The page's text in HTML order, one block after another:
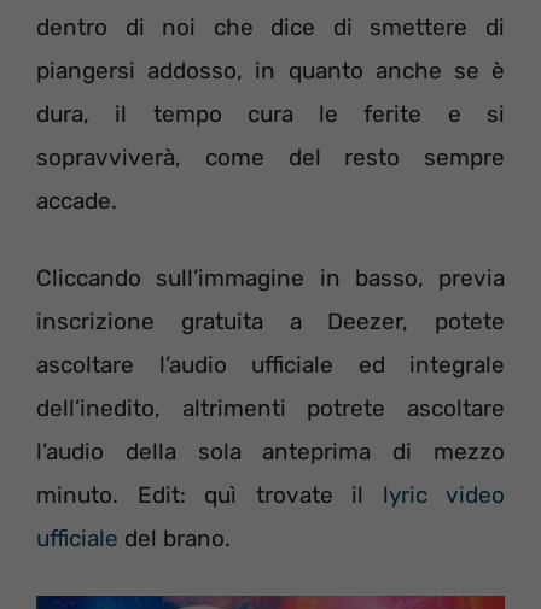
dentro di noi che dice di smettere di
piangersi addosso, in quanto anche se è
dura, il tempo cura le ferite e si
sopravviverà, come del resto sempre
accade.
Cliccando sull’immagine in basso, previa
inscrizione gratuita a Deezer, potete
ascoltare l’audio ufficiale ed integrale
dell’inedito, altrimenti potrete ascoltare
l’audio della sola anteprima di mezzo
minuto. Edit: quì trovate il lyric video
ufficiale del brano.